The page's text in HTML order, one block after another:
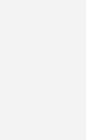
bei der
ERE